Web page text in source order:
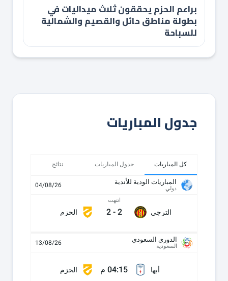
براعم الحزم يحققون ثلاث ميداليات في
بطولة مناطق حائل والقصيم والشمالية
للسباحة
جدول المباريات
كل المباريات جدول المباريات نتائج
المباريات الودية للأندية
دولي 04/08/26
الترجي
انتهت
2
-
2 الحزم
الدوري السعودي
السعودية 13/08/26
أبها 04:15 م الحزم